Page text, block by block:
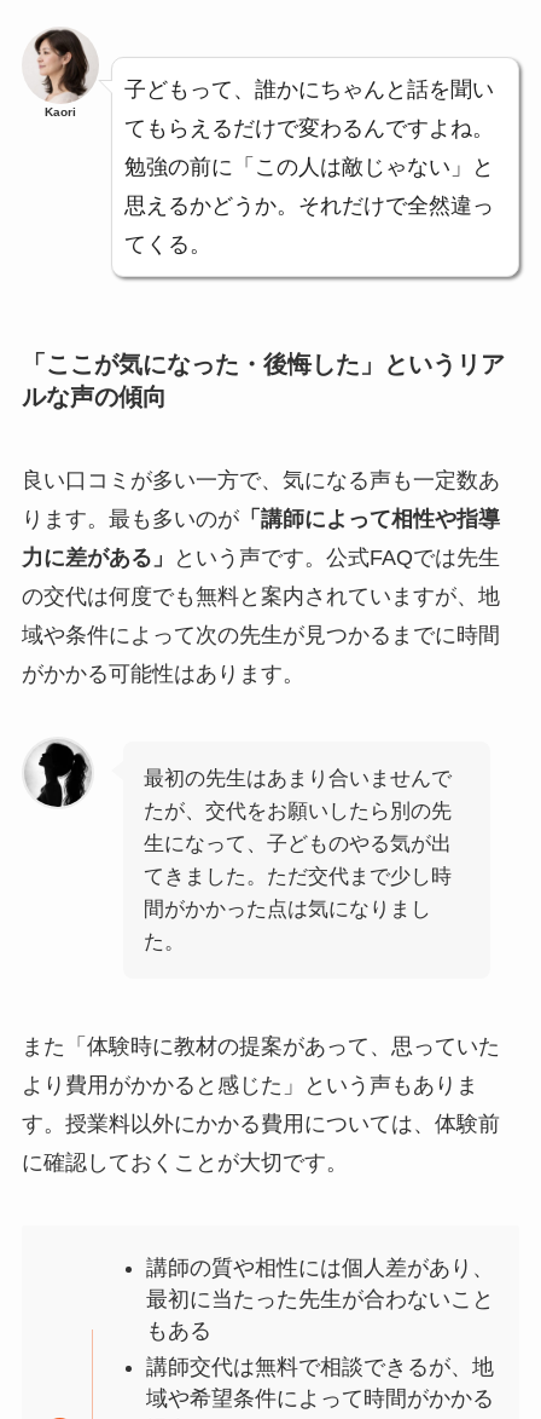
Kaori
子どもって、誰かにちゃんと話を聞い
てもらえるだけで変わるんですよね。
勉強の前に「この人は敵じゃない」と
思えるかどうか。それだけで全然違っ
てくる。
「ここが気になった・後悔した」というリア
ルな声の傾向
良い口コミが多い一方で、気になる声も一定数あ
ります。最も多いのが「講師によって相性や指導
力に差がある」
という声です。公式FAQでは先生
の交代は何度でも無料と案内されていますが、地
域や条件によって次の先生が見つかるまでに時間
がかかる可能性はあります。
最初の先生はあまり合いませんで
たが、交代をお願いしたら別の先
生になって、子どものやる気が出
てきました。ただ交代まで少し時
間がかかった点は気になりまし
た。
また「体験時に教材の提案があって、思っていた
より費用がかかると感じた」という声もありま
す。授業料以外にかかる費用については、体験前
に確認しておくことが大切です。
講師の質や相性には個人差があり、
最初に当たった先生が合わないこと
もある
講師交代は無料で相談できるが、地
域や希望条件によって時間がかかる